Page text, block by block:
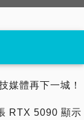
媒體再下一城！
RTX 5090 顯示